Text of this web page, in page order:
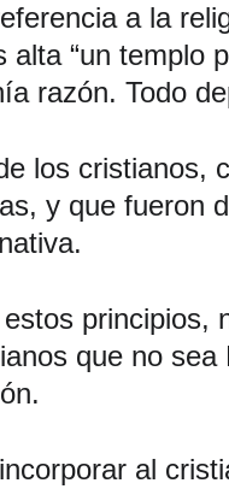
a la
“un templo
razón. Todo
los cristianos,
y que fueron
principios,
que no
al